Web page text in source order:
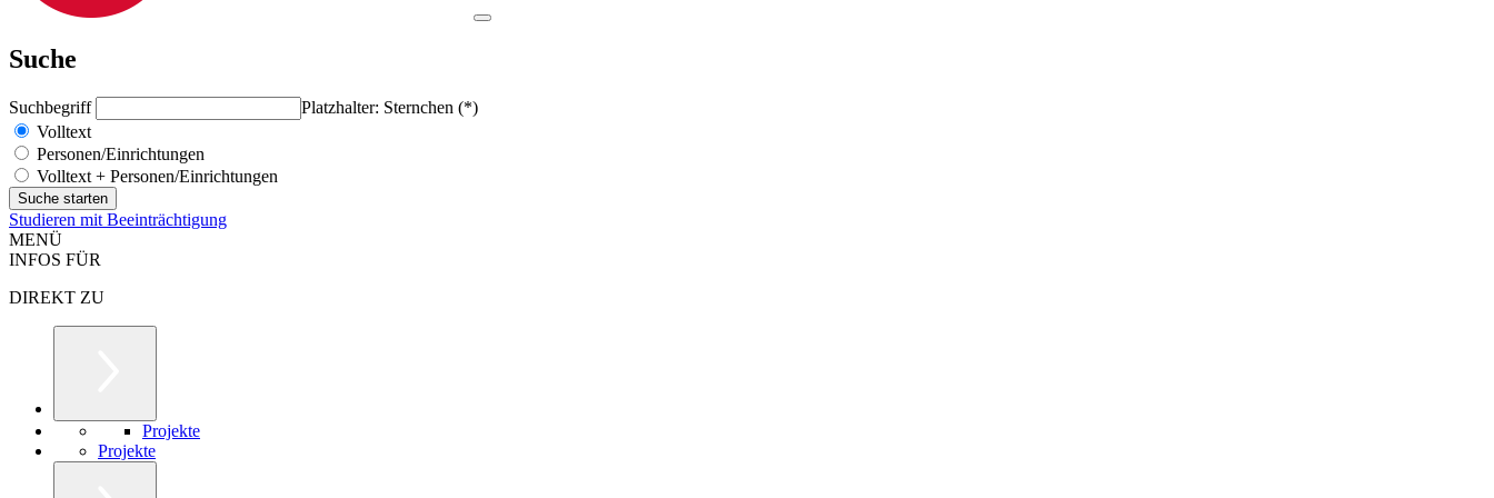
Suche
Suchbegriff
Platzhalter: Sternchen (*)
Volltext
Personen/Einrichtungen
Volltext + Personen/Einrichtungen
Studieren mit Beeinträchtigung
MENÜ
INFOS FÜR
DIREKT ZU
Projekte
Projekte